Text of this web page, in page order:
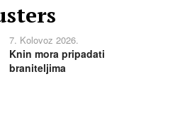
7. Kolovoz 2026.
Knin mora pripadati
braniteljima